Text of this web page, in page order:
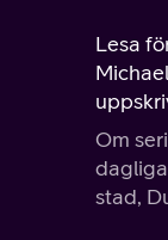
Lesa
Om
stad,